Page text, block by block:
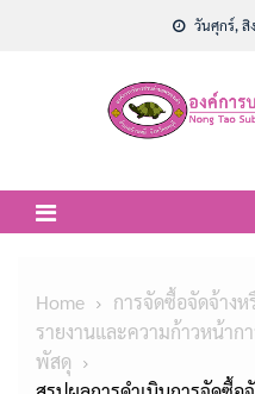
วันศุกร์, สิ
Home
การจัดซื้อจัดจ้าง
รายงานและความก้าวหน้าก
พัสดุ